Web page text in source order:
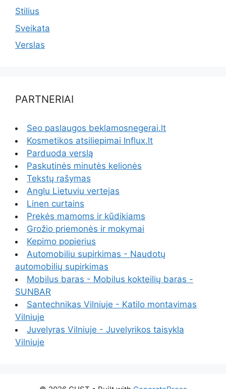
Stilius
Sveikata
Verslas
PARTNERIAI
Seo paslaugos beklamosnegerai.lt
Kosmetikos atsiliepimai Influx.lt
Parduoda verslą
Paskutinės minutės kelionės
Tekstų rašymas
Anglu Lietuviu vertejas
Linen curtains
Prekės mamoms ir kūdikiams
Grožio priemonės ir mokymai
Kepimo popierius
Automobiliu supirkimas - Naudotų
automobilių supirkimas
Mobilus baras - Mobilus kokteilių baras -
SUNBAR
Santechnikas Vilniuje - Katilo montavimas
Vilniuje
Juvelyras Vilniuje - Juvelyrikos taisykla
Vilniuje